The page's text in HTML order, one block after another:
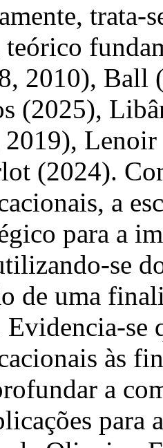
trata-
2010),
(2025),
(2024).
a
para a
se
de uma
se
às
a